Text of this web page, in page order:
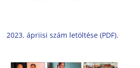
2023. ápriisi szám letöltése (PDF).